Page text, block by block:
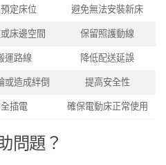
定床位 避免無法安裝新床
床邊空間 保留照護動線
運路線 降低配送延誤
或造成絆倒 提高安全性
插電 確保電動床正常使用
問題？